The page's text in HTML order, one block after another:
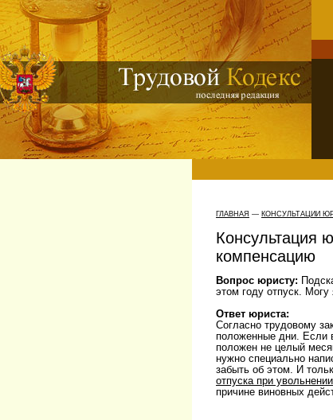
ГЛАВНАЯ — КОНСУЛЬТАЦИИ
Консультация
компенсацию
Вопрос юристу:
этом году отпуск. Могу
Ответ юриста:
Согласно трудовому
положенные дни. Если
положен не целый
нужно специально
забыть об этом. И
отпуска при увольнении
причине виновных